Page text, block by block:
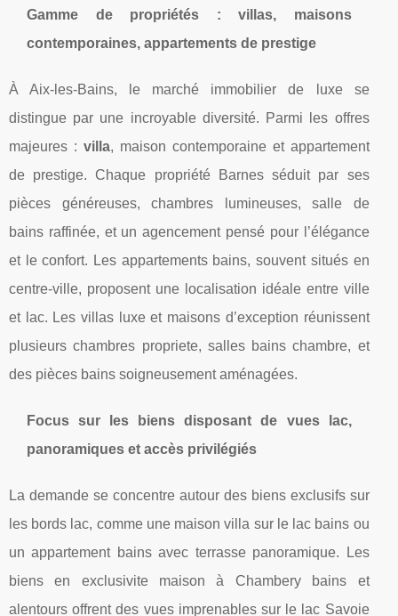
Gamme de propriétés : villas, maisons
contemporaines, appartements de prestige
À Aix-les-Bains, le marché immobilier de luxe se
distingue par une incroyable diversité. Parmi les offres
majeures : villa, maison contemporaine et appartement
de prestige. Chaque propriété Barnes séduit par ses
pièces généreuses, chambres lumineuses, salle de
bains raffinée, et un agencement pensé pour l’élégance
et le confort. Les appartements bains, souvent situés en
centre-ville, proposent une localisation idéale entre ville
et lac. Les villas luxe et maisons d’exception réunissent
plusieurs chambres propriete, salles bains chambre, et
des pièces bains soigneusement aménagées.
Focus sur les biens disposant de vues lac,
panoramiques et accès privilégiés
La demande se concentre autour des biens exclusifs sur
les bords lac, comme une maison villa sur le lac bains ou
un appartement bains avec terrasse panoramique. Les
biens en exclusivite maison à Chambery bains et
alentours offrent des vues imprenables sur le lac Savoie